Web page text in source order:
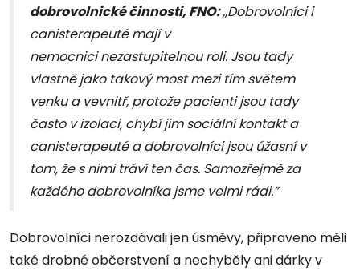
dobrovolnické činnosti, FNO:,,Dobrovolníci i
canisterapeuté majív
nemocnicinezastupitelnou roli. Jsou tady
vlastně jako takový most mezi tím světem
venku a vevnitř, protože pacienti jsou tady
často v izolaci, chybí jim sociální kontakt a
canisterapeuté a dobrovolníci jsou úžasní v
tom, že s nimi tráví ten čas. Samozřejmě za
každého dobrovolníka jsme velmi rádi.”
Dobrovolníci nerozdávali jen úsměvy, připraveno měli
také drobné občerstvení a nechyběly ani dárky v